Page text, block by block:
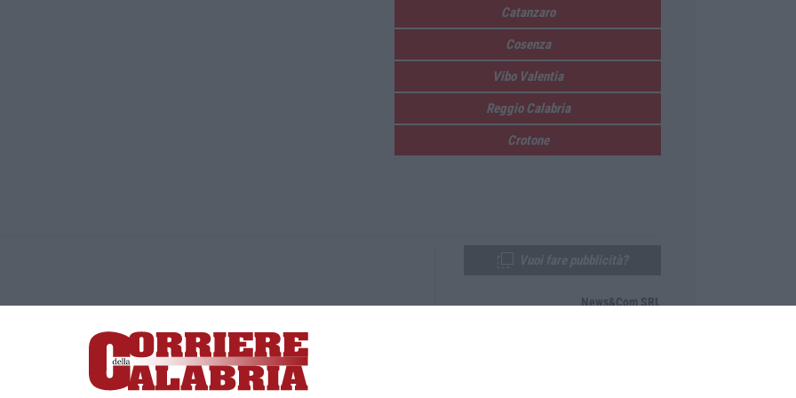
Catanzaro
Cosenza
Vibo Valentia
Reggio Calabria
Crotone
Lamezia Terme (CZ)
responsabile Paola Militano |Privacy
News&Com SRL